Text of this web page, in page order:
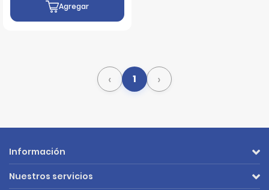
Agregar
‹ 1 ›
Información
Nuestros servicios